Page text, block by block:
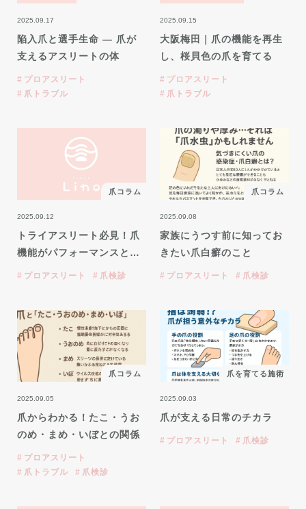
2025.09.17
陥入爪と選手生命 ― 爪が
支えるアスリートの体
プロアスリート
爪トラブル
2025.09.15
大阪梅田｜爪の機能を再生
し、桜貝色の爪を育てる
プロアスリート
爪トラブル
爪コラム
2025.09.12
トライアスリート必見！爪
機能がパフォーマンスと…
プロアスリート 爪検診
爪コラム
2025.09.08
家族にうつす前に知ってお
きたい爪白癬のこと
プロアスリート 爪検診
爪コラム
2025.09.05
爪からわかる！たこ・うお
のめ・まめ・いぼとの関係
プロアスリート
爪トラブル
爪検診
爪を育てる施術
2025.09.03
爪が支える日常のチカラ
プロアスリート 爪検診